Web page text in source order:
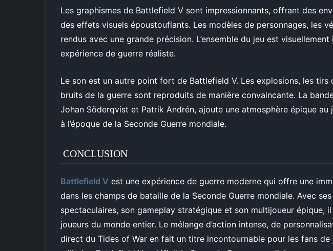
Les graphismes de Battlefield V sont impressionnants, offrant des
des effets visuels époustouflants. Les modèles de personnages, les
rendus avec une grande précision. L’ensemble du jeu est
expérience de guerre réaliste.
Le son est un autre point fort de Battlefield V. Les explosions, les tirs
bruits de la guerre sont reproduits de manière convaincante. La
Johan Söderqvist et Patrik Andrén, ajoute une atmosphère épique
à l’époque de la Seconde Guerre mondiale.
CONCLUSION
Battlefield V est une expérience de guerre moderne qui offre une
dans les champs de bataille de la Seconde Guerre mondiale. Avec
spectaculaires, son gameplay stratégique et son multijoueur épique,
joueurs du monde entier. Le mélange d’action intense, de
direct du Tides of War en fait un titre incontournable pour les fans de